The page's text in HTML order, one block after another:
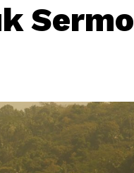
Sermo